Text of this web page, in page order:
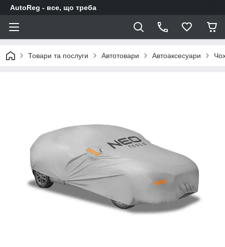
AutoReg - все, що треба
Товари та послуги Автотовари Автоаксесуари